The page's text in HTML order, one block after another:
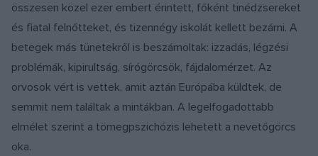
összesen közel ezer embert érintett, főként tinédzsereket
és fiatal felnőtteket, és tizennégy iskolát kellett bezárni. A
betegek más tünetekről is beszámoltak: izzadás, légzési
problémák, kipirultság, sírógörcsök, fájdalomérzet. Az
orvosok vért is vettek, amit aztán Európába küldtek, de
semmit nem találtak a mintákban. A legelfogadottabb
elmélet szerint a tömegpszichózis lehetett a nevetőgörcs
oka.